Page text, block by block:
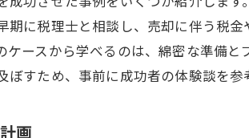
資金最大
門真市での不
門真市の市
期に税理士と相談し、売却に伴う税
ケースから学べるのは、綿密な準備
ぼすため、事前に成功者の体験談を
画